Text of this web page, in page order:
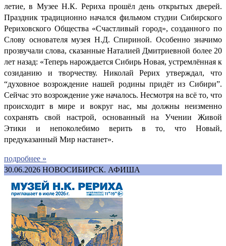
летие, в Музее Н.К. Рериха прошёл день открытых дверей.
Праздник традиционно начался фильмом студии Сибирского
Рериховского Общества «Счастливый город», созданного по
Слову основателя музея Н.Д. Спириной. Особенно значимо
прозвучали слова, сказанные Наталией Дмитриевной более 20
лет назад: «Теперь нарождается Сибирь Новая, устремлённая к
созиданию и творчеству. Николай Рерих утверждал, что
“духовное возрождение нашей родины придёт из Сибири”.
Сейчас это возрождение уже началось. Несмотря на всё то, что
происходит в мире и вокруг нас, мы должны неизменно
сохранять свой настрой, основанный на Учении Живой
Этики и непоколебимо верить в то, что Новый,
предуказанный Мир настанет».
подробнее »
30.06.2026 НОВОСИБИРСК. АФИША